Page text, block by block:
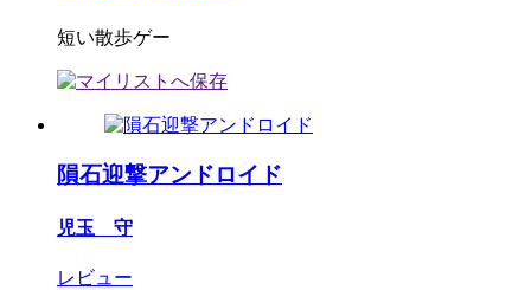
短い散歩ゲー
隕石迎撃アンドロイド
児玉 守
レビュー